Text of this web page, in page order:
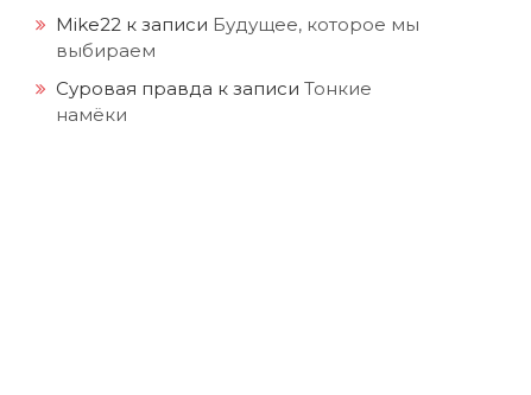
Mike22 к записи Будущее, которое мы
выбираем
Суровая правда к записи Тонкие
намёки